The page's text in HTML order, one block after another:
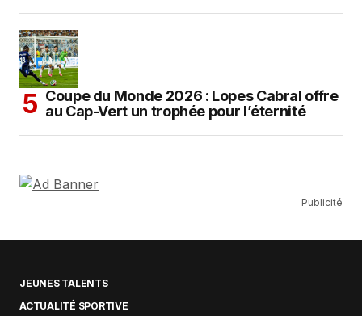
Coupe du Monde 2026 : Lopes Cabral offre
au Cap-Vert un trophée pour l’éternité
Publicité
JEUNES TALENTS
ACTUALITÉ SPORTIVE